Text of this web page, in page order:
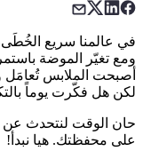
في عالمنا سريع
ومع تغيّر الموضة
أصبحت الملابس تُعامَل
لكن هل فكّرت يوماً
حان الوقت لنتحدث عن
على محفظتك. هيا نبدأ!